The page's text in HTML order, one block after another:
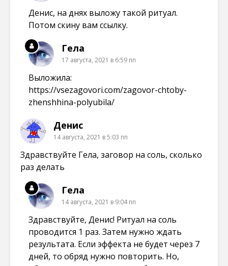
Денис, на днях выложу такой ритуал.
Потом скину вам ссылку.
Гела
17 августа, 2021 в 6:59 пп
Выложила:
https://vsezagovori.com/zagovor-chtoby-
zhenshhina-polyubila/
Денис
14 августа, 2021 в 5:03 пп
Здравствуйте Гела, заговор на соль, сколько
раз делать
Гела
14 августа, 2021 в 9:04 пп
Здравствуйте, Денис! Ритуал на соль
проводится 1 раз. Затем нужно ждать
результата. Если эффекта не будет через 7
дней, то обряд нужно повторить. Но,